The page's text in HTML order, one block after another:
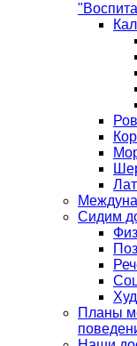
Сидим
Планы